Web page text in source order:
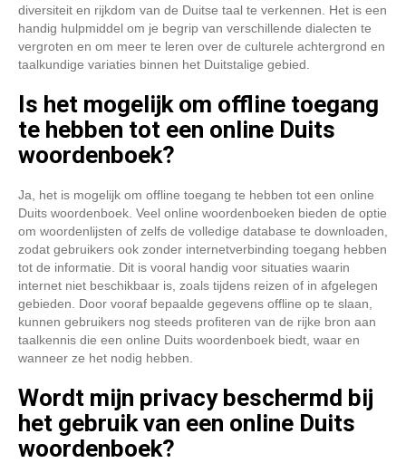
diversiteit en rijkdom van de Duitse taal te verkennen. Het is een
handig hulpmiddel om je begrip van verschillende dialecten te
vergroten en om meer te leren over de culturele achtergrond en
taalkundige variaties binnen het Duitstalige gebied.
Is het mogelijk om offline toegang
te hebben tot een online Duits
woordenboek?
Ja, het is mogelijk om offline toegang te hebben tot een online
Duits woordenboek. Veel online woordenboeken bieden de optie
om woordenlijsten of zelfs de volledige database te downloaden,
zodat gebruikers ook zonder internetverbinding toegang hebben
tot de informatie. Dit is vooral handig voor situaties waarin
internet niet beschikbaar is, zoals tijdens reizen of in afgelegen
gebieden. Door vooraf bepaalde gegevens offline op te slaan,
kunnen gebruikers nog steeds profiteren van de rijke bron aan
taalkennis die een online Duits woordenboek biedt, waar en
wanneer ze het nodig hebben.
Wordt mijn privacy beschermd bij
het gebruik van een online Duits
woordenboek?